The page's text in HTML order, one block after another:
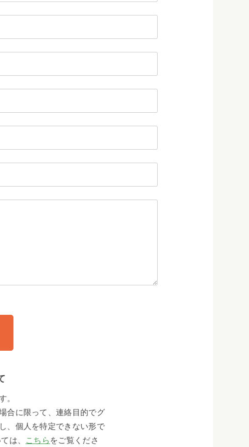
。
合に限って、連絡目的でグ
、個人を特定できない形で
は、
こちら をご覧くださ